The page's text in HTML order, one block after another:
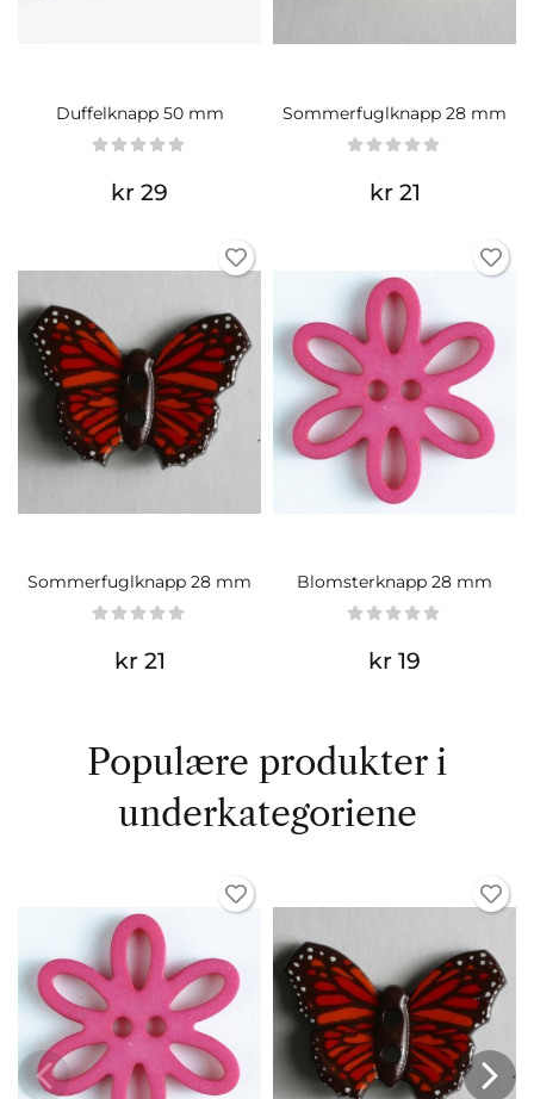
Duffelknapp 50 mm
kr 29
Sommerfuglknapp 28 mm
kr 21
Sommerfuglknapp 28 mm
kr 21
Blomsterknapp 28 mm
kr 19
Populære produkter i
underkategoriene